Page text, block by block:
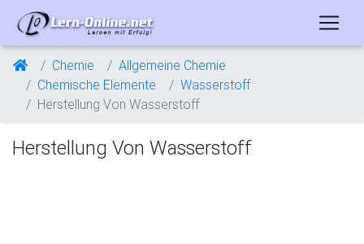
Chemie
Allgemeine Chemie
Chemische Elemente
Wasserstoff
Herstellung Von Wasserstoff
Herstellung Von Wasserstoff